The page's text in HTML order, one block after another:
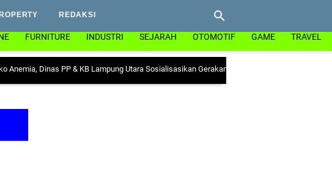
REDAKSI
FURNITURE INDUSTRI SEJARAH OTOMOTIF GAME TRAVEL
Dinas PP & KB Lampung Utara Sosialisasikan Gerakan "Ayo Minum Tablet Tambah Darah" di